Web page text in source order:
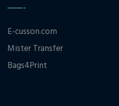
E-cusson.com
Mister Transfer
Bags4Print